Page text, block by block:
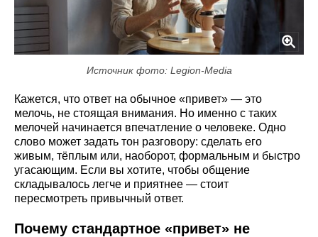
Источник фото: Legion-Media
Кажется, что ответ на обычное «привет» — это
мелочь, не стоящая внимания. Но именно с таких
мелочей начинается впечатление о человеке. Одно
слово может задать тон разговору: сделать его
живым, тёплым или, наоборот, формальным и быстро
угасающим. Если вы хотите, чтобы общение
складывалось легче и приятнее — стоит
пересмотреть привычный ответ.
Почему стандартное «привет» не